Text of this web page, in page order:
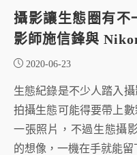
攝影讓生態圈有不
影師施信鋒與
2020-06-23
生態紀錄是不少人踏入
拍攝生態可能得要帶上
一張照片，不過生態攝
的想像，一機在手就能留